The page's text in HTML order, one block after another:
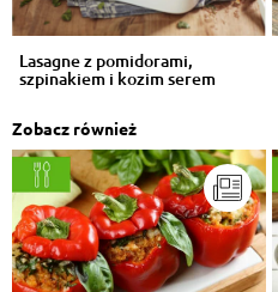
Lasagne z pomidorami,
szpinakiem i kozim serem
Zobacz również